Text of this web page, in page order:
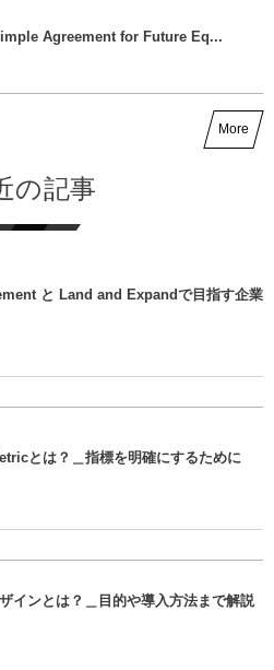
Agreement for Future Eq...
More
の記事
と Land and Expandで目指す企業
とは？＿指標を明確にするために
インとは？＿目的や導入方法まで解説